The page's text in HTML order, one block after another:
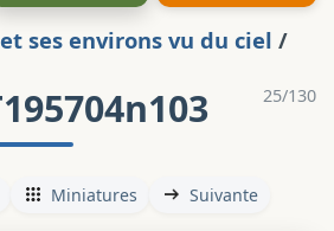
et ses environs vu du ciel /
25/130
Miniatures Suivante